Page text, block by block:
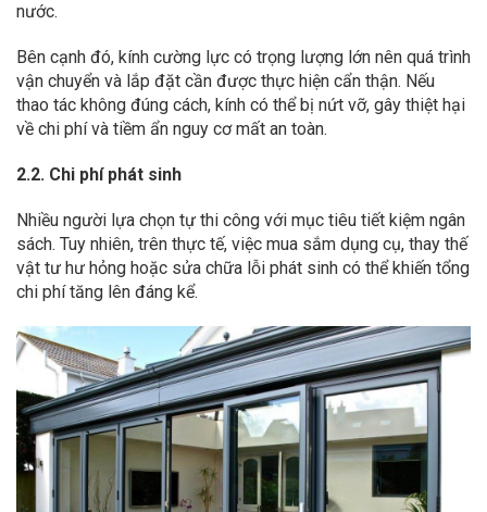
nước.
Bên cạnh đó, kính cường lực có trọng lượng lớn nên quá trình
vận chuyển và lắp đặt cần được thực hiện cẩn thận. Nếu
thao tác không đúng cách, kính có thể bị nứt vỡ, gây thiệt hại
về chi phí và tiềm ẩn nguy cơ mất an toàn.
2.2. Chi phí phát sinh
Nhiều người lựa chọn tự thi công với mục tiêu tiết kiệm ngân
sách. Tuy nhiên, trên thực tế, việc mua sắm dụng cụ, thay thế
vật tư hư hỏng hoặc sửa chữa lỗi phát sinh có thể khiến tổng
chi phí tăng lên đáng kể.